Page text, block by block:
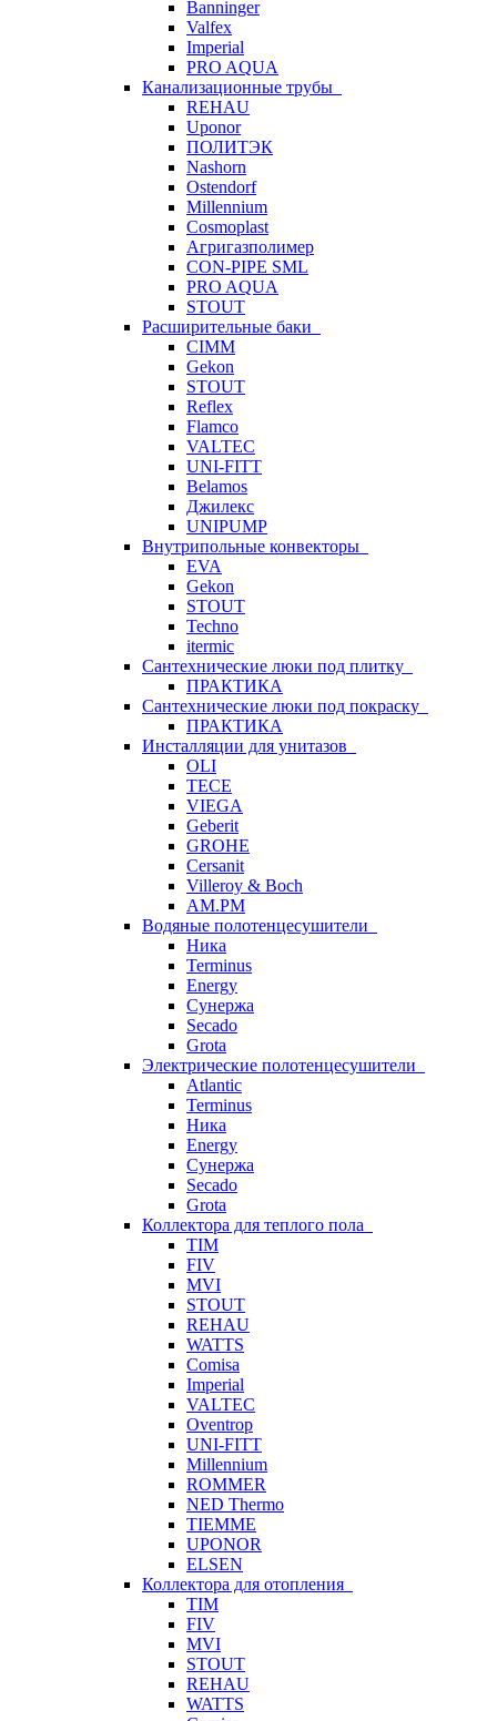
Banninger
Valfex
Imperial
PRO AQUA
Канализационные трубы
REHAU
Uponor
ПОЛИТЭК
Nashorn
Ostendorf
Millennium
Cosmoplast
Агригазполимер
CON-PIPE SML
PRO AQUA
STOUT
Расширительные баки
CIMM
Gekon
STOUT
Reflex
Flamco
VALTEC
UNI-FITT
Belamos
Джилекс
UNIPUMP
Внутрипольные конвекторы
EVA
Gekon
STOUT
Techno
itermic
Сантехнические люки под плитку
ПРАКТИКА
Сантехнические люки под покраску
ПРАКТИКА
Инсталляции для унитазов
OLI
TECE
VIEGA
Geberit
GROHE
Cersanit
Villeroy & Boch
AM.PM
Водяные полотенцесушители
Ника
Terminus
Energy
Сунержа
Secado
Grota
Электрические полотенцесушители
Atlantic
Terminus
Ника
Energy
Сунержа
Secado
Grota
Коллектора для теплого пола
TIM
FIV
MVI
STOUT
REHAU
WATTS
Comisa
Imperial
VALTEC
Oventrop
UNI-FITT
Millennium
ROMMER
NED Thermo
TIEMME
UPONOR
ELSEN
Коллектора для отопления
TIM
FIV
MVI
STOUT
REHAU
WATTS